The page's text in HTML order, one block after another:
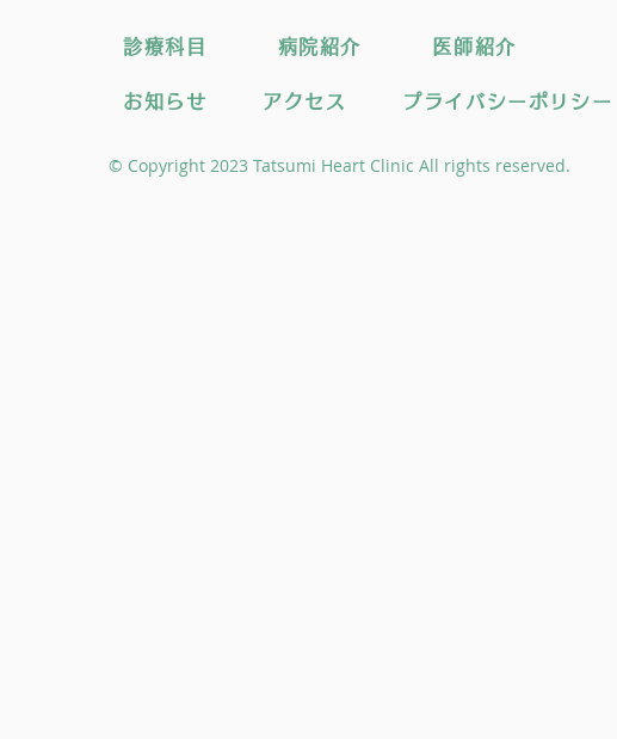
診療科目 病院紹介 医師紹介
お知らせ アクセス プライバシーポリシー
© Copyright 2023 Tatsumi Heart Clinic All rights reserved.